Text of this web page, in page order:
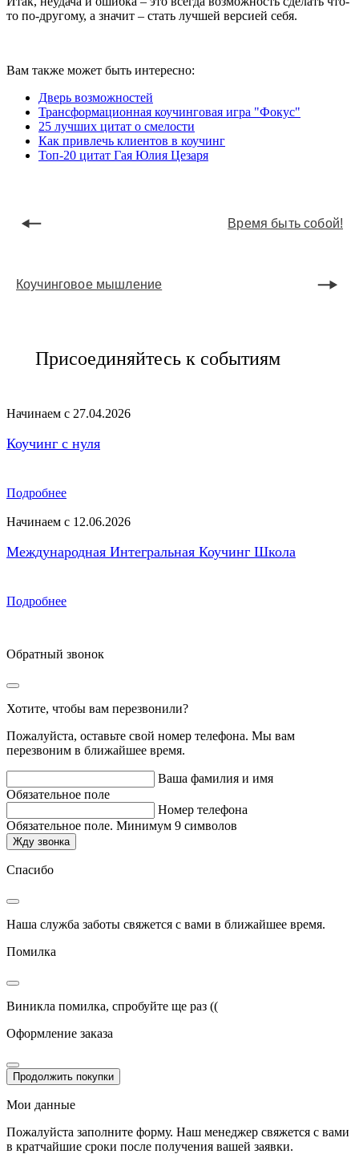
то по-другому, а значит – стать лучшей версией себя.
Вам также может быть интересно:
Дверь возможностей
Трансформационная коучинговая игра "Фокус"
25 лучших цитат о смелости
Как привлечь клиентов в коучинг
Топ-20 цитат Гая Юлия Цезаря
Время быть собой!
Коучинговое мышление
Присоединяйтесь к событиям
Начинаем с 27.04.2026
Коучинг с нуля
Подробнее
Начинаем с 12.06.2026
Международная Интегральная Коучинг Школа
Подробнее
Обратный звонок
Хотите, чтобы вам перезвонили?
Пожалуйста, оставьте свой номер телефона. Мы вам
перезвоним в ближайшее время.
Ваша фамилия и имя
Обязательное поле
Номер телефона
Обязательное поле. Минимум 9 символов
Жду звонка
Спасибо
Наша служба заботы свяжется с вами в ближайшее время.
Помилка
Виникла помилка, спробуйте ще раз ((
Оформление заказа
Продолжить покупки
Мои данные
Пожалуйста заполните форму. Наш менеджер свяжется с вами
в кратчайшие сроки после получения вашей заявки.